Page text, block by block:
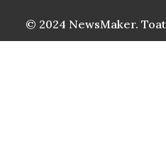
© 2024 NewsMaker.